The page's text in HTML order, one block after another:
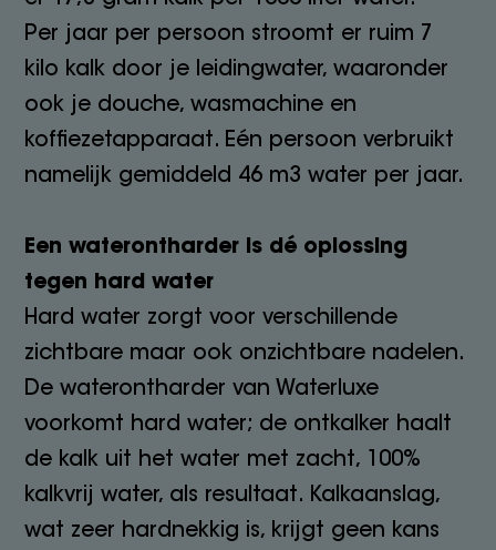
Per jaar per persoon stroomt er ruim 7
kilo kalk door je leidingwater, waaronder
ook je douche, wasmachine en
koffiezetapparaat. Eén persoon verbruikt
namelijk gemiddeld 46 m3 water per jaar.
Een waterontharder is dé oplossing
tegen hard water
Hard water zorgt voor verschillende
zichtbare maar ook onzichtbare nadelen.
De waterontharder van Waterluxe
voorkomt hard water; de ontkalker haalt
de kalk uit het water met zacht, 100%
kalkvrij water, als resultaat. Kalkaanslag,
wat zeer hardnekkig is, krijgt geen kans